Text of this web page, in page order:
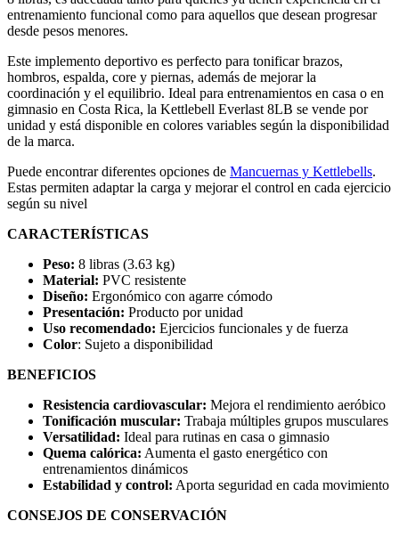
entrenamiento funcional como para aquellos que desean progresar
desde pesos menores.
Este implemento deportivo es perfecto para tonificar brazos,
hombros, espalda, core y piernas, además de mejorar la
coordinación y el equilibrio. Ideal para entrenamientos en casa o en
gimnasio en Costa Rica, la Kettlebell Everlast 8LB se vende por
unidad y está disponible en colores variables según la disponibilidad
de la marca.
Puede encontrar diferentes opciones de Mancuernas y Kettlebells.
Estas permiten adaptar la carga y mejorar el control en cada ejercicio
según su nivel
CARACTERÍSTICAS
Peso: 8 libras (3.63 kg)
Material: PVC resistente
Diseño: Ergonómico con agarre cómodo
Presentación: Producto por unidad
Uso recomendado: Ejercicios funcionales y de fuerza
Color: Sujeto a disponibilidad
BENEFICIOS
Resistencia cardiovascular: Mejora el rendimiento aeróbico
Tonificación muscular: Trabaja múltiples grupos musculares
Versatilidad: Ideal para rutinas en casa o gimnasio
Quema calórica: Aumenta el gasto energético con
entrenamientos dinámicos
Estabilidad y control: Aporta seguridad en cada movimiento
CONSEJOS DE CONSERVACIÓN